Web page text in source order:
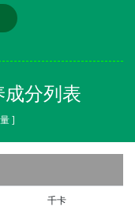
分列表
]
千卡